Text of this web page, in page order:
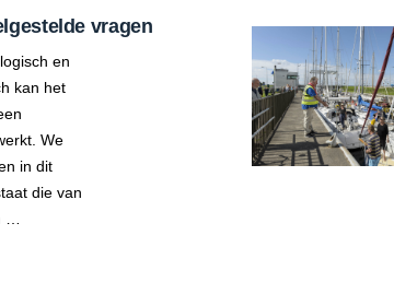
vragen
en
kan het
We
in dit
die van
…